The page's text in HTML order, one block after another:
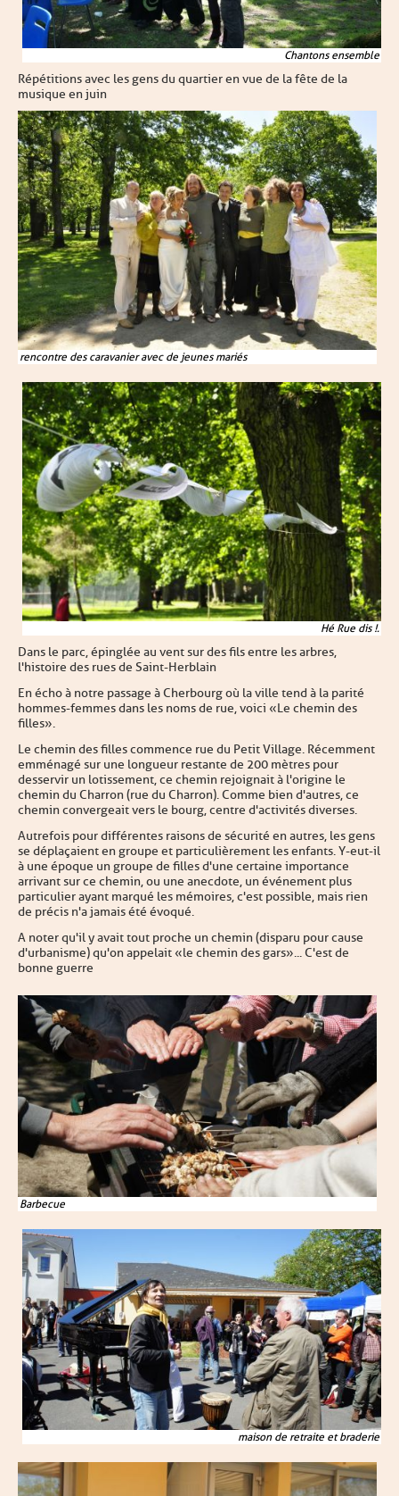
Chantons ensemble
Répétitions avec les gens du quartier en vue de la fête de la
musique en juin
rencontre des caravanier avec de jeunes mariés
Hé Rue dis !.
Dans le parc, épinglée au vent sur des fils entre les arbres,
l'histoire des rues de Saint-Herblain
En écho à notre passage à Cherbourg où la ville tend à la parité
hommes-femmes dans les noms de rue, voici « Le chemin des
filles ».
Le chemin des filles commence rue du Petit Village. Récemment
emménagé sur une longueur restante de 200 mètres pour
desservir un lotissement, ce chemin rejoignait à l'origine le
chemin du Charron (rue du Charron). Comme bien d'autres, ce
chemin convergeait vers le bourg, centre d'activités diverses.
Autrefois pour différentes raisons de sécurité en autres, les gens
se déplaçaient en groupe et particulièrement les enfants. Y-eut-il
à une époque un groupe de filles d'une certaine importance
arrivant sur ce chemin, ou une anecdote, un événement plus
particulier ayant marqué les mémoires, c'est possible, mais rien
de précis n'a jamais été évoqué.
A noter qu'il y avait tout proche un chemin (disparu pour cause
d'urbanisme) qu'on appelait «le chemin des gars »... C'est de
bonne guerre
Barbecue
maison de retraite et braderie